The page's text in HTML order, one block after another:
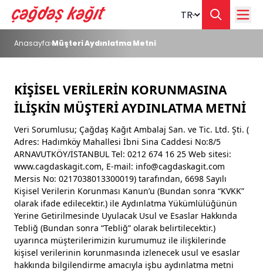
Change
Anasayfa Müşteri Aydınlatma Metni
KİŞİSEL VERİLERİN KORUNMASINA
İLİŞKİN MÜŞTERİ AYDINLATMA METNİ
Veri Sorumlusu; Çağdaş Kağıt Ambalaj San. ve Tic. Ltd. Şti. (
Adres: Hadımköy Mahallesi İbni Sina Caddesi No:8/5
ARNAVUTKÖY/İSTANBUL Tel: 0212 674 16 25 Web sitesi:
www.cagdaskagit.com, E-mail: info@cagdaskagit.com
Mersis No: 0217038013300019) tarafından, 6698 Sayılı
Kişisel Verilerin Korunması Kanun’u (Bundan sonra “KVKK”
olarak ifade edilecektir.) ile Aydınlatma Yükümlülüğünün
Yerine Getirilmesinde Uyulacak Usul ve Esaslar Hakkında
Tebliğ (Bundan sonra “Tebliğ” olarak belirtilecektir.)
uyarınca müşterilerimizin kurumumuz ile ilişkilerinde
kişisel verilerinin korunmasında izlenecek usul ve esaslar
hakkında bilgilendirme amacıyla işbu aydınlatma metni